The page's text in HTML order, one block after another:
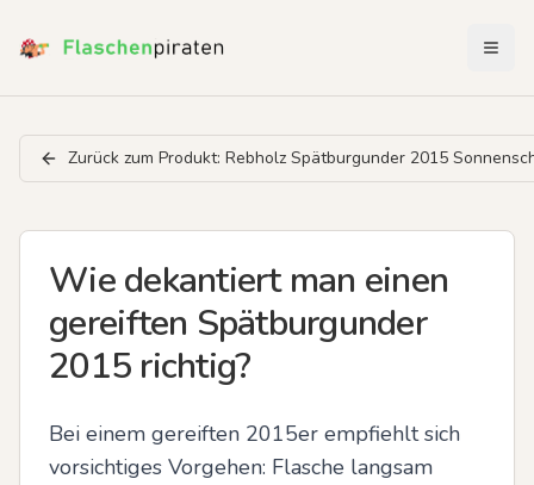
Zurück zum Produkt: Rebholz Spätburgunder 2015
Wie dekantiert man einen
gereiften Spätburgunder
2015 richtig?
Bei einem gereiften 2015er empfiehlt sich
vorsichtiges Vorgehen: Flasche langsam